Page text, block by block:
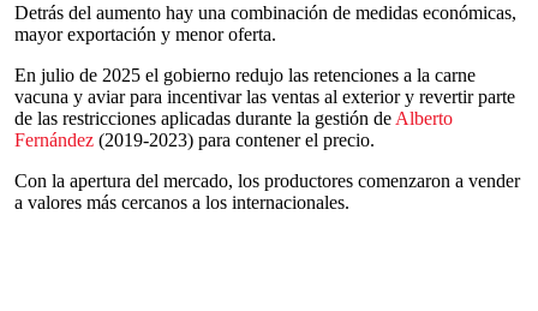
Detrás del aumento hay una combinación de medidas económicas,
mayor exportación y menor oferta.
En julio de 2025 el gobierno redujo las retenciones a la carne
vacuna y aviar para incentivar las ventas al exterior y revertir parte
de las restricciones aplicadas durante la gestión de Alberto
Fernández (2019-2023) para contener el precio.
Con la apertura del mercado, los productores comenzaron a vender
a valores más cercanos a los internacionales.